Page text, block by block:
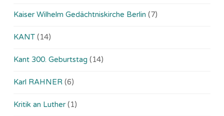
Kaiser Wilhelm Gedächtniskirche Berlin (7)
KANT (14)
Kant 300. Geburtstag (14)
Karl RAHNER (6)
Kritik an Luther (1)